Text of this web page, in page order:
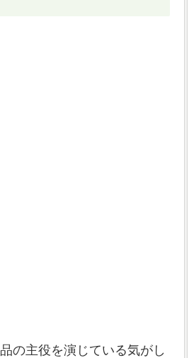
の主役を演じている気がし